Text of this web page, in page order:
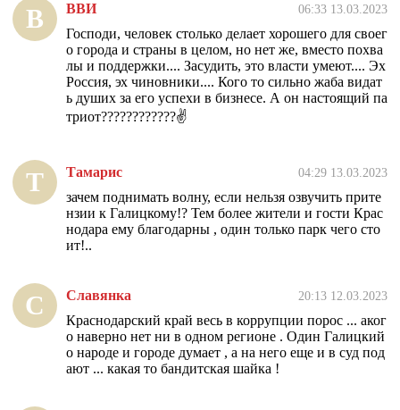
В ВВИ 06:33 13.03.2023
Господи, человек столько делает хорошего для своег
о города и страны в целом, но нет же, вместо похва
лы и поддержки.... Засудить, это власти умеют.... Эх
Россия, эх чиновники.... Кого то сильно жаба видат
ь душих за его успехи в бизнесе. А он настоящий па
триот????????????✌
Т Тамарис 04:29 13.03.2023
зачем поднимать волну, если нельзя озвучить прите
нзии к Галицкому!? Тем более жители и гости Крас
нодара ему благодарны , один только парк чего сто
ит!..
С Славянка 20:13 12.03.2023
Краснодарский край весь в коррупции порос ... аког
о наверно нет ни в одном регионе . Один Галицкий
о народе и городе думает , а на него еще и в суд под
ают ... какая то бандитская шайка !